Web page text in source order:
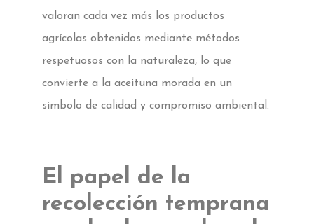
valoran cada vez más los productos
agrícolas obtenidos mediante métodos
respetuosos con la naturaleza, lo que
convierte a la aceituna morada en un
símbolo de calidad y compromiso ambiental.
El papel de la
recolección temprana